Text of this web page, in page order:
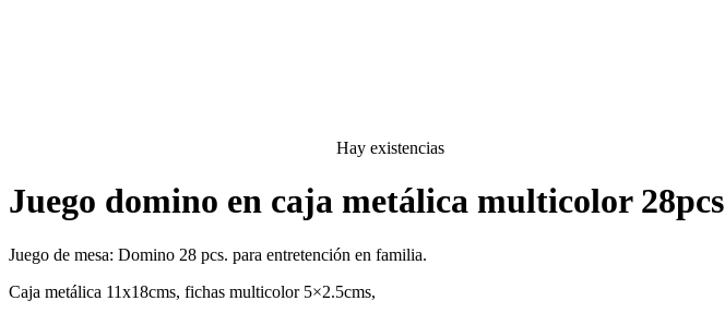
Hay existencias
Juego domino en caja metálica multicolor 28pcs
Juego de mesa: Domino 28 pcs. para entretención en familia.
Caja metálica 11x18cms, fichas multicolor 5×2.5cms,